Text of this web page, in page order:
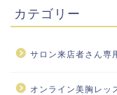
カテゴリー
サロン来店者さん専
オンライン美胸レッ